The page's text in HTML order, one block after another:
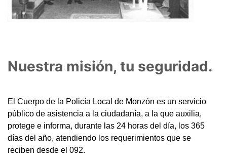
Nuestra misión, tu seguridad.
El Cuerpo de la Policía Local de Monzón es un servicio
público de asistencia a la ciudadanía, a la que auxilia,
protege e informa, durante las 24 horas del día, los 365
días del año, atendiendo los requerimientos que se
reciben desde el 092.